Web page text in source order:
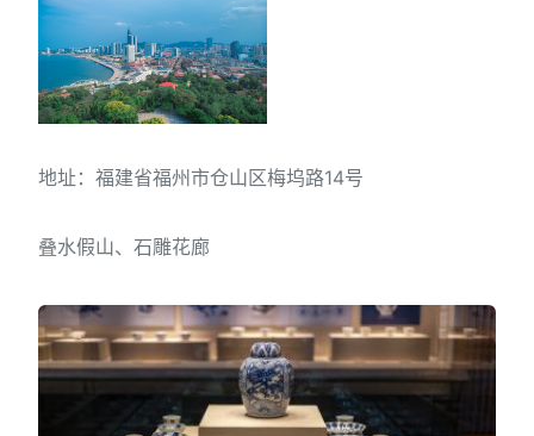
地址：福建省福州市仓山区梅坞路14号
叠水假山、石雕花廊